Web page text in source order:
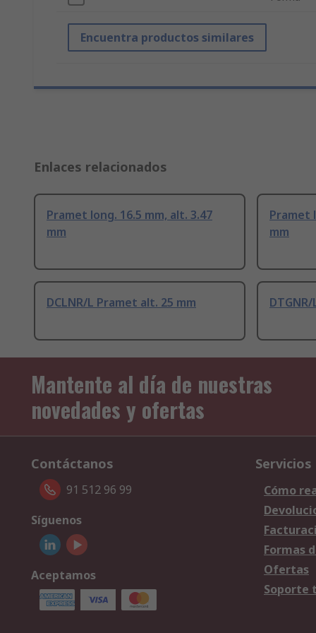
Encuentra productos similares
Enlaces relacionados
Pramet long. 16.5 mm, alt. 3.47
mm
Pramet
mm
DCLNR/L Pramet alt. 25 mm
Mantente al día de nuestras
novedades y ofertas
Contáctanos
91 512 96 99
Síguenos
Aceptamos
Servicios
Cómo
Formas
Ofertas
Soporte